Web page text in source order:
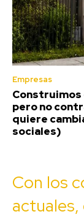
Empresas
pero no
quiere
sociales)
Con los
actuales,